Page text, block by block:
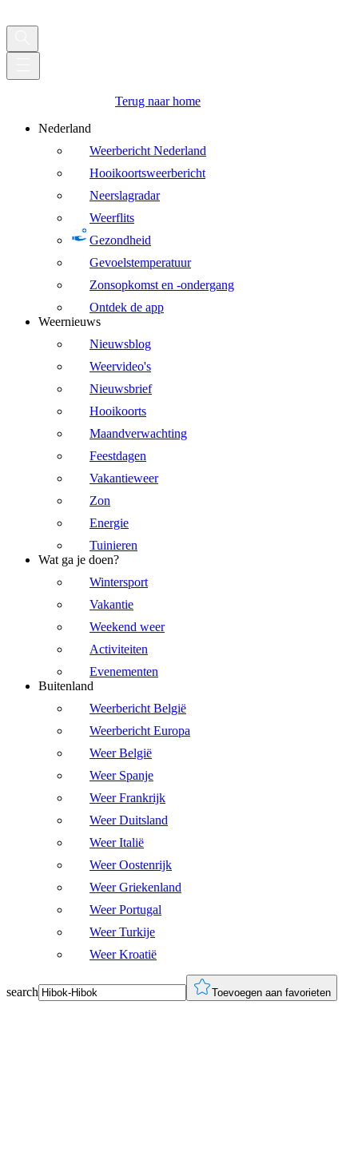
Terug naar home
Nederland
Weerbericht Nederland
Hooikoortsweerbericht
Neerslagradar
Weerflits
Gezondheid
Gevoelstemperatuur
Zonsopkomst en -ondergang
Ontdek de app
Weernieuws
Nieuwsblog
Weervideo's
Nieuwsbrief
Hooikoorts
Maandverwachting
Feestdagen
Vakantieweer
Zon
Energie
Tuinieren
Wat ga je doen?
Wintersport
Vakantie
Weekend weer
Activiteiten
Evenementen
Buitenland
Weerbericht België
Weerbericht Europa
Weer België
Weer Spanje
Weer Frankrijk
Weer Duitsland
Weer Italië
Weer Oostenrijk
Weer Griekenland
Weer Portugal
Weer Turkije
Weer Kroatië
search Toevoegen aan favorieten